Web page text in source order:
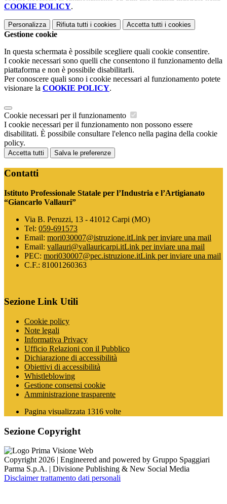
COOKIE POLICY.
Personalizza Rifiuta tutti i cookies Accetta tutti i cookies
Gestione cookie
In questa schermata è possibile scegliere quali cookie consentire.
I cookie necessari sono quelli che consentono il funzionamento della
piattaforma e non è possibile disabilitarli.
Per conoscere quali sono i cookie necessari al funzionamento potete
visionare la COOKIE POLICY.
Cookie necessari per il funzionamento
I cookie necessari per il funzionamento non possono essere
disabilitati. È possibile consultare l'elenco nella pagina della cookie
policy.
Accetta tutti Salva le preferenze
Contatti
Istituto Professionale Statale per l’Industria e l’Artigianato
“Giancarlo Vallauri”
Via B. Peruzzi, 13 - 41012 Carpi (MO)
Tel: 059-691573
Email: mori030007@istruzione.itLink per inviare una mail
Email: vallauri@vallauricarpi.itLink per inviare una mail
PEC: mori030007@pec.istruzione.itLink per inviare una mail
C.F.: 81001260363
Sezione Link Utili
Cookie policy
Note legali
Informativa Privacy
Ufficio Relazioni con il Pubblico
Dichiarazione di accessibilità
Obiettivi di accessibilità
Whistleblowing
Gestione consensi cookie
Amministrazione trasparente
Pagina visualizzata 1316 volte
Sezione Copyright
Copyright 2026 | Engineered and powered by Gruppo Spaggiari
Parma S.p.A. | Divisione Publishing & New Social Media
Disclaimer trattamento dati personali